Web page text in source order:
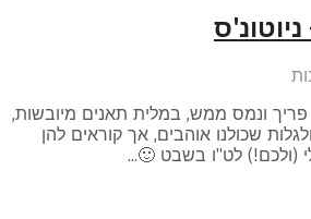
ונמס ממש, במלית תאנים מיובשות,
שכולנו אוהבים, אך קוראים להן
לט"ו בשבט 🙂...